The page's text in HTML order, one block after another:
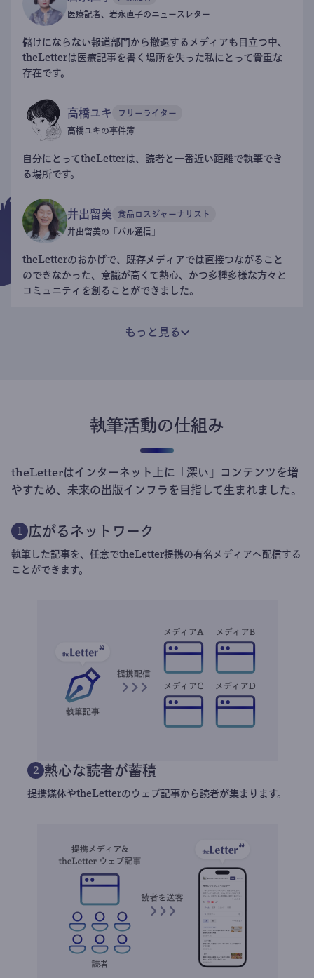
医療記者、岩永直子のニュースレター
儲けにならない報道部門から撤退するメディアも目立つ中、
theLetterは医療記事を書く場所を失った私にとって貴重な
存在です。
高橋ユキ フリーライター
高橋ユキの事件簿
自分にとってtheLetterは、読者と一番近い距離で執筆でき
る場所です。
井出留美 食品ロスジャーナリスト
井出留美の「パル通信」
theLetterのおかげで、既存メディアでは直接つながること
のできなかった、意識が高くて熱心、かつ多種多様な方々と
コミュニティを創ることができました。
もっと見る
執筆活動の仕組み
theLetterはインターネット上に「深い」コンテンツを増
やすため、未来の出版インフラを目指して生まれました。
1 広がるネットワーク
執筆した記事を、任意でtheLetter提携の有名メディアへ配信する
ことができます。
2 熱心な読者が蓄積
提携媒体やtheLetterのウェブ記事から読者が集まります。